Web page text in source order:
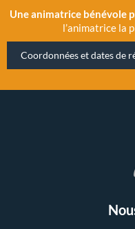
Une animatrice bénévole
l’animatrice la
Coordonnées et dates de